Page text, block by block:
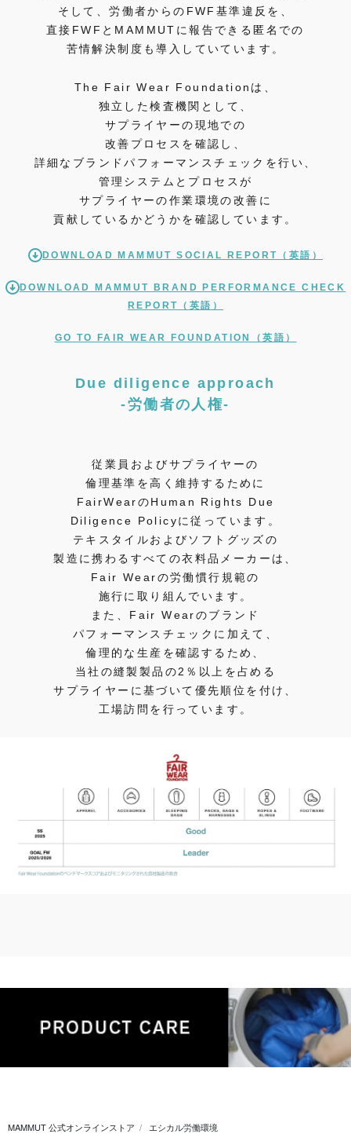
そして、労働者からのFWF基準違反を、
直接FWFとMAMMUTに報告できる匿名での
苦情解決制度も導入していています。
The Fair Wear Foundationは、
独立した検査機関として、
サプライヤーの現地での
改善プロセスを確認し、
詳細なブランドパフォーマンスチェックを行い、
管理システムとプロセスが
サプライヤーの作業環境の改善に
貢献しているかどうかを確認しています。
DOWNLOAD MAMMUT SOCIAL REPORT（英語）
DOWNLOAD MAMMUT BRAND PERFORMANCE CHECK
REPORT（英語）
GO TO FAIR WEAR FOUNDATION（英語）
Due diligence approach
-労働者の人権-
従業員およびサプライヤーの
倫理基準を高く維持するために
FairWearのHuman Rights Due
Diligence Policyに従っています。
テキスタイルおよびソフトグッズの
製造に携わるすべての衣料品メーカーは、
Fair Wearの労働慣行規範の
施行に取り組んでいます。
また、Fair Wearのブランド
パフォーマンスチェックに加えて、
倫理的な生産を確認するため、
当社の縫製製品の2％以上を占める
サプライヤーに基づいて優先順位を付け、
工場訪問を行っています。
MAMMUT 公式オンラインストア エシカル労働環境